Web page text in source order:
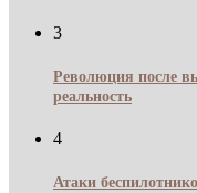
3
Революция после
реальность
4
Атаки